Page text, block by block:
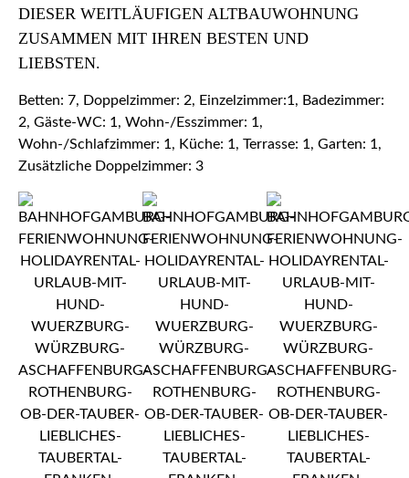
IESER WEITLÄUFIGEN ALTBAUWOHNUNG Z
USAMMEN MIT IHREN BESTEN UND L
IEBSTEN.
Betten: 7, Doppelzimmer: 2, Einzelzimmer:1, Badezimmer:
2, Gäste-WC: 1, Wohn-/Esszimmer: 1,
Wohn-/Schlafzimmer: 1, Küche: 1, Terrasse: 1, Garten: 1,
Zusätzliche Doppelzimmer: 3